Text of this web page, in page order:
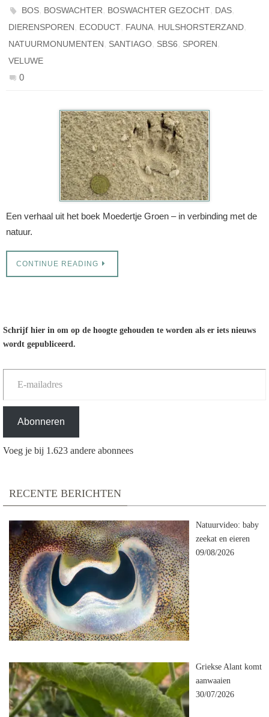
BOS, BOSWACHTER, BOSWACHTER GEZOCHT, DAS,
DIERENSPOREN, ECODUCT, FAUNA, HULSHORSTERZAND,
NATUURMONUMENTEN, SANTIAGO, SBS6, SPOREN,
VELUWE
0
Een verhaal uit het boek Moedertje Groen – in verbinding met de
natuur.
CONTINUE READING
Schrijf hier in om op de hoogte gehouden te worden als er iets nieuws
wordt gepubliceerd.
E-mailadres
Abonneren
Voeg je bij 1.623 andere abonnees
RECENTE BERICHTEN
Natuurvideo: baby
zeekat en eieren
09/08/2026
Griekse Alant komt
aanwaaien
30/07/2026